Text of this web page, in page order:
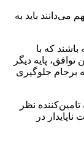
می‌دانند باید به
که با
پایه دیگر
برجام جلوگیری
نظر
در